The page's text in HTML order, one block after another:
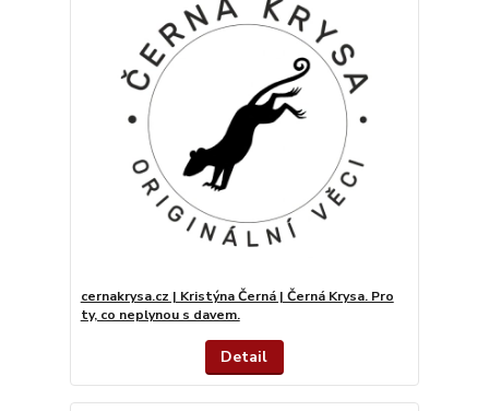
cernakrysa.cz | Kristýna Černá | Černá Krysa. Pro
ty, co neplynou s davem.
Detail